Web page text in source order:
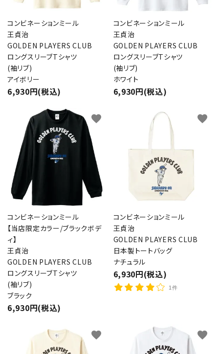
コンビネーションミール
王貞治
GOLDEN PLAYERS CLUB
ロングスリーブTシャツ
(袖リブ)
アイボリー
6,930円(税込)
コンビネーションミール
王貞治
GOLDEN PLAYERS CLUB
ロングスリーブTシャツ
(袖リブ)
ホワイト
6,930円(税込)
コンビネーションミール
【当店限定カラー/ブラックボデ
ィ】
王貞治
GOLDEN PLAYERS CLUB
ロングスリーブTシャツ
(袖リブ)
ブラック
6,930円(税込)
favorite
コンビネーションミール
王貞治
GOLDEN PLAYERS CLUB
日本製トートバッグ
ナチュラル
6,930円(税込)
1件
favorite
favorite favorite